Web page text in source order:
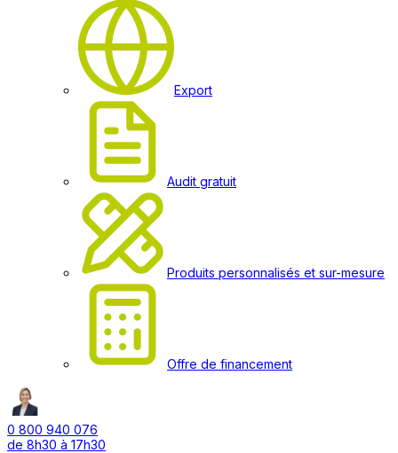
Export
Audit gratuit
Produits personnalisés et sur-mesure
Offre de financement
0 800 940 076
de 8h30 à 17h30